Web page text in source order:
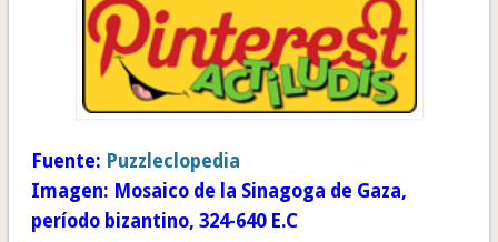
Fuente: Puzzleclopedia
Imagen: Mosaico de la Sinagoga de Gaza,
período bizantino, 324-640 E.C